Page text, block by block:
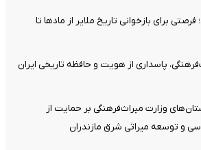
برای بازخوانی تاریخ ملایر از مادها تا
پاسداری از هویت و حافظه تاریخی ایران
وزارت میراث‌فرهنگی بر حمایت از
و توسعه میراثی شرق مازندران